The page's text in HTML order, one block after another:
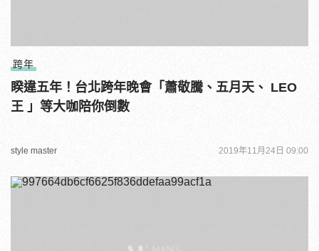
跨年
睽違五年！台北跨年晚會「蕭敬騰、五月天、 LEO
王 」等大咖陪你倒數
style master 2019年11月24日 09:00